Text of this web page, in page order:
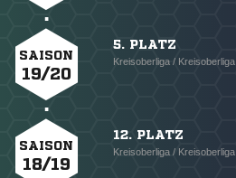
SAISON
19/20
5. PLATZ
Kreisoberliga / Kreisoberliga
SAISON
18/19
12. PLATZ
Kreisoberliga / Kreisoberliga